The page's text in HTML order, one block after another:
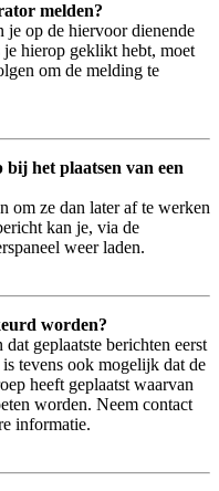
melden?
je op de hiervoor dienende
hierop geklikt hebt, moet
om de melding te
het plaatsen van een
om ze dan later af te werken
kan je, via de
weer laden.
worden?
geplaatste berichten eerst
tevens ook mogelijk dat de
heeft geplaatst waarvan
worden. Neem contact
informatie.